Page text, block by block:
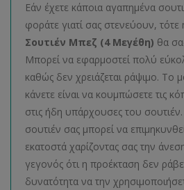
Εάν έχετε κάποια αγαπημένα
φοράτε γιατί σας στενεύουν, τότε
Σουτιέν Μπεζ (4 Μεγέθη) θα
Μπορεί να εφαρμοστεί πολύ
καθώς δεν χρειάζεται ράψιμο. Το
κάνετε είναι να κουμπώσετε τις
στις ήδη υπάρχουσες του
σουτιέν σας μπορεί να
εκατοστά χαρίζοντας σας την
γεγονός ότι η προέκταση δεν
δυνατότητα να την